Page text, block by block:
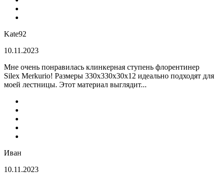
Kate92
10.11.2023
Мне очень понравилась клинкерная ступень флорентинер
Silex Merkurio! Размеры 330х330х30х12 идеально подходят для
моей лестницы. Этот материал выглядит...
Иван
10.11.2023